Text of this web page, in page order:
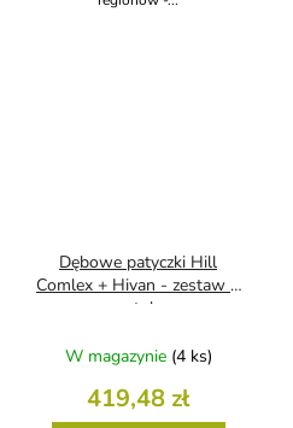
Dębowe patyczki Hill
Comlex + Hivan - zestaw 9
sztuk
W magazynie (4 ks)
419,48 zł